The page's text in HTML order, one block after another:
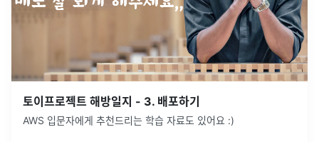
토이프로젝트 해방일지 - 3. 배포하기
AWS 입문자에게 추천드리는 학습 자료도 있어요 :)